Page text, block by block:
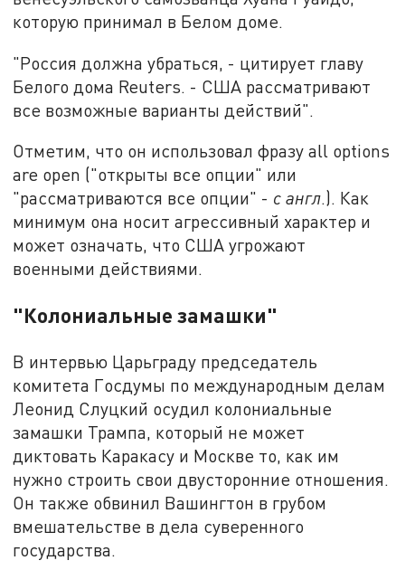
которую принимал в Белом доме.
"Россия должна убраться, - цитирует главу
Белого дома Reuters. - США рассматривают
все возможные варианты действий".
Отметим, что он использовал фразу all options
are open ("открыты все опции" или
"рассматриваются все опции" - с англ.). Как
минимум она носит агрессивный характер и
может означать, что США угрожают
военными действиями.
"Колониальные замашки"
В интервью Царьграду председатель
комитета Госдумы по международным делам
Леонид Слуцкий осудил колониальные
замашки Трампа, который не может
диктовать Каракасу и Москве то, как им
нужно строить свои двусторонние отношения.
Он также обвинил Вашингтон в грубом
вмешательстве в дела суверенного
государства.